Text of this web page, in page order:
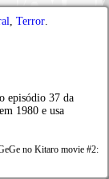
Terror
episódio 37 da
1980 e usa
no Kitaro movie #2: